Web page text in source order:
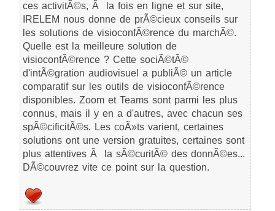
ces activitÃ©s, Ã la fois en ligne et sur site,
IRELEM nous donne de prÃ©cieux conseils sur
les solutions de visioconfÃ©rence du marchÃ©.
Quelle est la meilleure solution de
visioconfÃ©rence ? Cette sociÃ©tÃ©
d'intÃ©gration audiovisuel a publiÃ© un article
comparatif sur les outils de visioconfÃ©rence
disponibles. Zoom et Teams sont parmi les plus
connus, mais il y en a d'autres, avec chacun ses
spÃ©cificitÃ©s. Les coÃ»ts varient, certaines
solutions ont une version gratuites, certaines sont
plus attentives Ã la sÃ©curitÃ© des donnÃ©es...
DÃ©couvrez vite ce point sur la question.